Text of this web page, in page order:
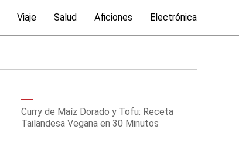
Viaje Salud Aficiones Electrónica
Curry de Maíz Dorado y Tofu: Receta
Tailandesa Vegana en 30 Minutos